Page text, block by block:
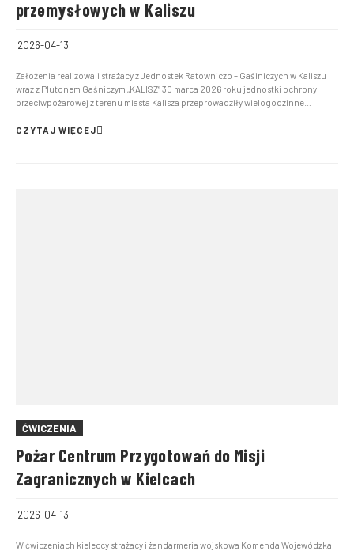
przemysłowych w Kaliszu
2026-04-13
Założenia realizowali strażacy z Jednostek Ratowniczo – Gaśiniczych w Kaliszu
wraz z Plutonem Gaśniczym „KALISZ” 30 marca 2026 roku jednostki ochrony
przeciwpożarowej z terenu miasta Kalisza przeprowadziły wielogodzinne
przez Komendę Miejską Państwowej Straży Pożarnej...
CZYTAJ WIĘCEJ
ĆWICZENIA
Pożar Centrum Przygotowań do Misji
Zagranicznych w Kielcach
2026-04-13
W ćwiczeniach kieleccy strażacy i żandarmeria wojskowa Komenda Wojewódzka